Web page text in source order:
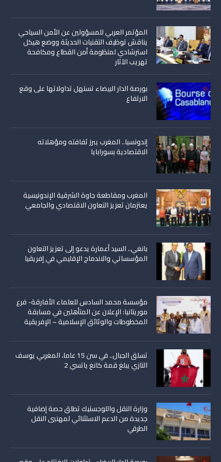
المؤتمر العربي للمسؤولين عن الأمن السياحي
يناقش توظيف التقنيات الحديثة ووضع هيكل
استرشادي لمنظومة أمن القطاع ومكافحة
تهريب الآثار
بورصة الدار البيضاء تستهل تداولاتها على وقع
الارتفاع
إندونسيا.. المغرب يبرز ثفافته ومؤهلاته
الاقتصادية بسورابايا
المغرب ومقاطعة جاوة الشرقية الإندونيسية
يعتزمان تعزيز التعاون الاقتصادي والجامعي
بانغي.. السيد أعمارة يدعو إلى تعزيز التعاون
المؤسساتي والاندماج الإقليمي في إفريقيا
مؤسسة محمد السادس للعلماء الأفارقة- فرع
موريتانيا: الإعلان عن المتأهلين في مسابقة
المخطوطات والوثائق الإسلامية – الإفريقية
تسلق الجبال.. في سن 15 عاما، المغربي يوسف
التازي يبلغ قمة كانغ ياتسي 2
وزارة النقل واللوجستيك تطلق حصة إضافية
جديدة من الدعم الاستثنائي لمهنيي النقل
الطرقي